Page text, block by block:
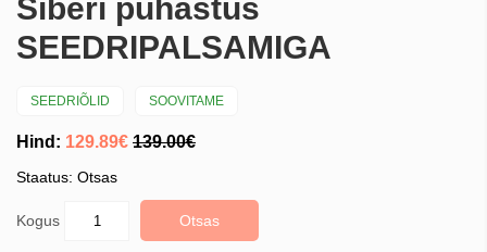
Siberi puhastus
SEEDRIPALSAMIGA
SEEDRIÕLID SOOVITAME
Hind: 129.89€ 139.00€
Staatus: Otsas
Kogus Otsas